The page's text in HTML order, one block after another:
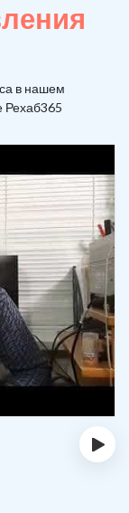
в нашем
Рехаб365
›